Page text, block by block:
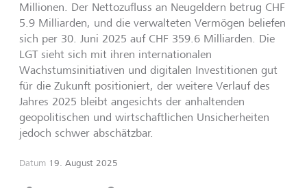
Millionen. Der Nettozufluss an Neugeldern betrug CHF
5.9 Milliarden, und die verwalteten Vermögen beliefen
sich per 30. Juni 2025 auf CHF 359.6 Milliarden. Die
LGT sieht sich mit ihren internationalen
Wachstumsinitiativen und digitalen Investitionen gut
für die Zukunft positioniert, der weitere Verlauf des
Jahres 2025 bleibt angesichts der anhaltenden
geopolitischen und wirtschaftlichen Unsicherheiten
jedoch schwer abschätzbar.
Datum 19. August 2025